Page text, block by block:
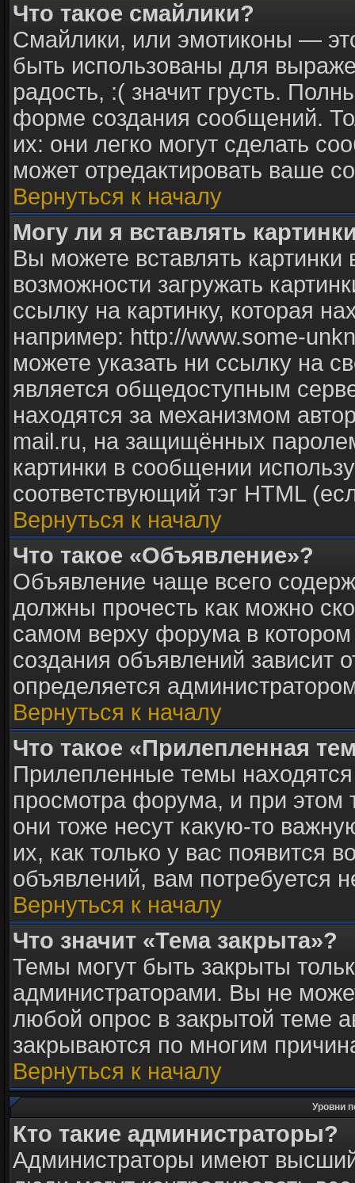
Что такое смайлики?
Смайлики, или эмотиконы —
быть использованы для
радость, :( значит грусть.
форме создания сообщений.
их: они легко могут сделать
может отредактировать ваше
Вернуться к началу
Могу ли я вставлять
Вы можете вставлять
возможности загружать
ссылку на картинку, которая
например: http://www.some-
можете указать ни ссылку на
является общедоступным
находятся за механизмом
mail.ru, на защищённых
картинки в сообщении
соответствующий тэг HTML
Вернуться к началу
Что такое «Объявление»?
Объявление чаще всего
должны прочесть как можно
самом верху форума в
создания объявлений зависит
определяется
Вернуться к началу
Что такое «Прилепленная
Прилепленные темы
просмотра форума, и при этом
они тоже несут какую-то
их, как только у вас появится
объявлений, вам потребуется
Вернуться к началу
Что значит «Тема закрыта»?
Темы могут быть закрыты
администраторами. Вы не
любой опрос в закрытой теме
закрываются по многим
Вернуться к началу
Уровни
Кто такие администраторы?
Администраторы имеют